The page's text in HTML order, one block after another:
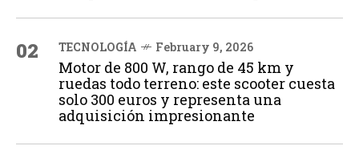
02 TECNOLOGÍA February 9, 2026
Motor de 800 W, rango de 45 km y
ruedas todo terreno: este scooter cuesta
solo 300 euros y representa una
adquisición impresionante